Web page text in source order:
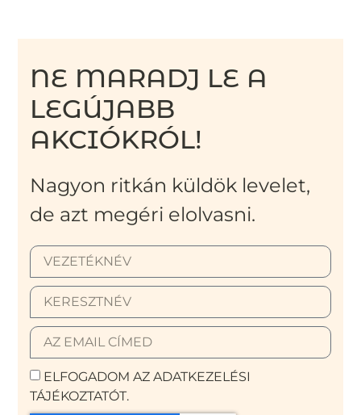
NE MARADJ LE A
LEGÚJABB
AKCIÓKRÓL!
Nagyon ritkán küldök levelet,
de azt megéri elolvasni.
ELFOGADOM AZ ADATKEZELÉSI
TÁJÉKOZTATÓT.